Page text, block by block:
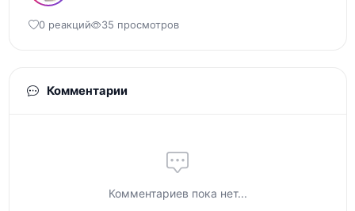
0 реакций 35 просмотров
Комментарии
Комментариев пока нет...